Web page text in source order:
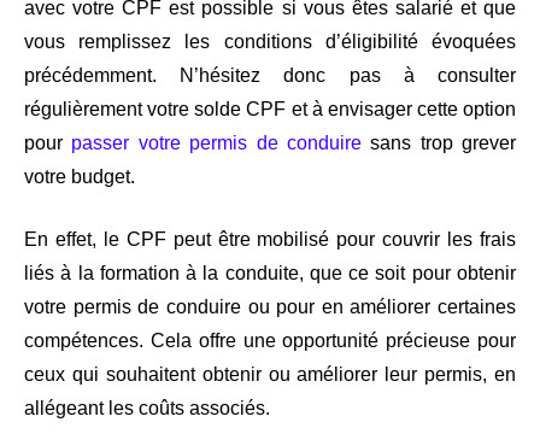
avec votre CPF est possible si vous êtes salarié et que
vous remplissez les conditions d’éligibilité évoquées
précédemment. N’hésitez donc pas à consulter
régulièrement votre solde CPF et à envisager cette option
pour passer votre permis de conduiresans trop grever
votre budget.
En effet, le CPF peut être mobilisé pour couvrir les frais
liés à la formation à la conduite, que ce soit pour obtenir
votre permis de conduire ou pour en améliorer certaines
compétences. Cela offre une opportunité précieuse pour
ceux qui souhaitent obtenir ou améliorer leur permis, en
allégeant les coûts associés.